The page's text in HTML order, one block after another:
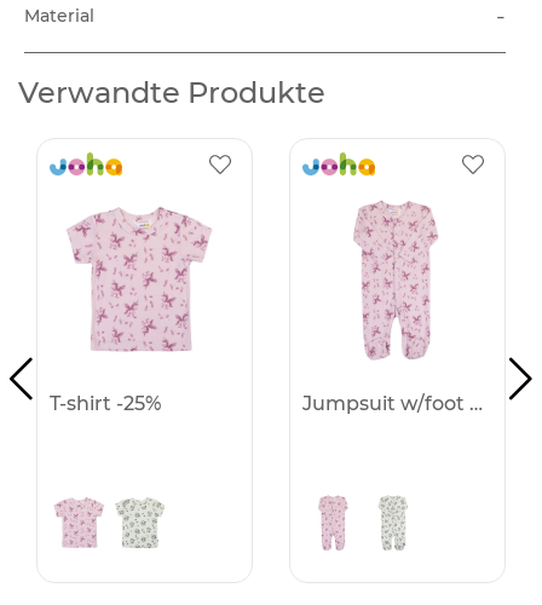
Material -
Verwandte Produkte
T-shirt -25% Jumpsuit w/foot -25%